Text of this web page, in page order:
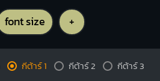
font size +
กีต้าร์ 1 กีต้าร์ 2 กีต้าร์ 3